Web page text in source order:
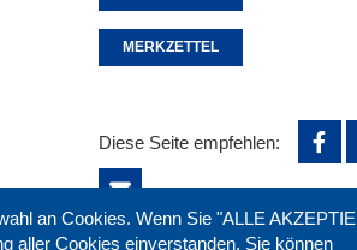
MERKZETTEL
an Cookies. Wenn Sie "ALLE
aller Cookies einverstanden. Sie können
Diese Seite empfehlen: